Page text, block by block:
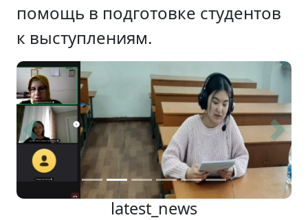
помощь в подготовке студентов
к выступлениям.
Previous Next
latest_news